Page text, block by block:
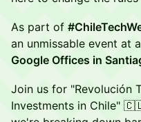
As part of
an unmissable event at
Google Offices in
Join us for "Revolución
Investments in Chile"